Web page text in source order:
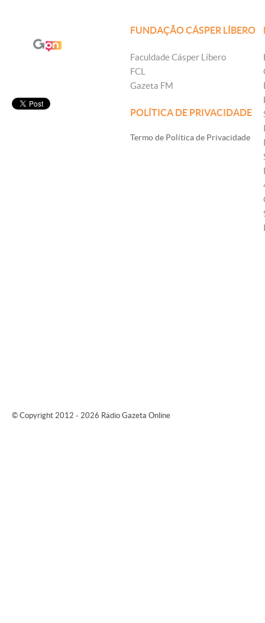
FUNDAÇÃO CÁSPER LÍBERO
Faculdade Cásper Líbero
FCL
Gazeta FM
POLÍTICA DE PRIVACIDADE
Termo de Política de Privacidade
© Copyright 2012 - 2026 Rádio Gazeta Online